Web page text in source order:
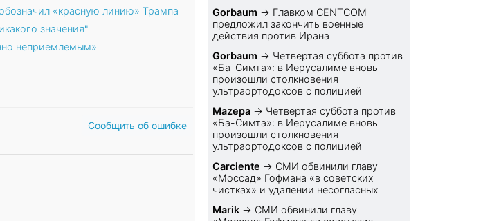
«красную линию» Трампа
значения"
неприемлемым»
Сообщить об ошибке
Gorbaum → Главком CENTCOM
предложил закончить военные
действия против Ирана
Gorbaum → Четвертая суббота против
«Ба-Симта»: в Иерусалиме вновь
произошли столкновения
ультраортодоксов с полицией
Mazepa → Четвертая суббота против
«Ба-Симта»: в Иерусалиме вновь
произошли столкновения
ультраортодоксов с полицией
Carciente → СМИ обвинили главу
«Моссад» Гофмана «в советских
чистках» и удалении несогласных
Marik → СМИ обвинили главу